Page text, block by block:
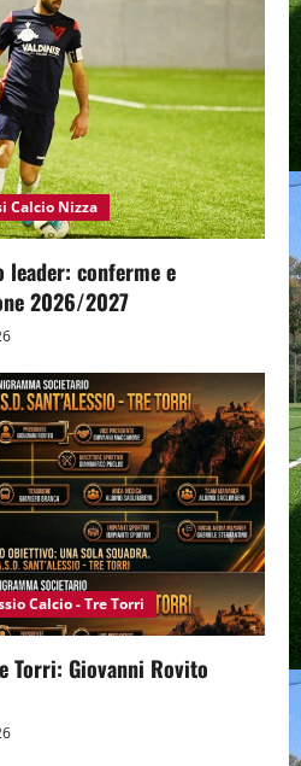
Calcio Nizza
leader: conferme e
2026/2027
Calcio - Tre Torri
Torri: Giovanni Rovito